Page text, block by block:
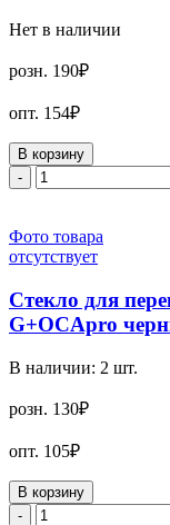
Нет в наличии
розн. 190₽
опт. 154₽
В корзину
-
Фото товара
отсутствует
Стекло для
G+OCApro
В наличии: 2 шт.
розн. 130₽
опт. 105₽
В корзину
-